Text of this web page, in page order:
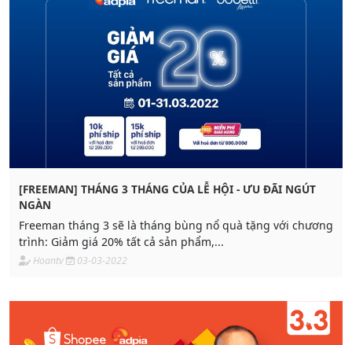
[FREEMAN] THÁNG 3 THÁNG CỦA LỄ HỘI - ƯU ĐÃI NGÚT
NGÀN
Freeman tháng 3 sẽ là tháng bùng nổ quà tặng với chương
trình: Giảm giá 20% tất cả sản phẩm,...
Hoantv 03-03-2022